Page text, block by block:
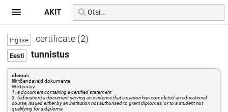
certificate (2)
tunnistus
olemus
liik tõendavaid dokumente
Wiktionary:
1. a document containing a certified statement
3. (education) a document serving as evidence that a person has completed an educational
course, issued either by an institution not authorised to grant diplomas, or to a student not
qualifying for a diploma
AKIT